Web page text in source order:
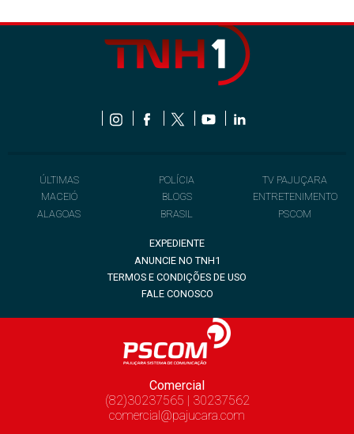
ÚLTIMAS
MACEIÓ
ALAGOAS
POLÍCIA
BLOGS
BRASIL
TV PAJUÇARA
ENTRETENIMENTO
PSCOM
EXPEDIENTE
ANUNCIE NO TNH1
TERMOS E CONDIÇÕES DE USO
FALE CONOSCO
Comercial
(82)30237565 | 30237562
comercial@pajucara.com